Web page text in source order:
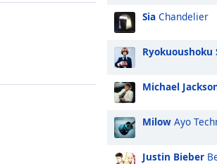
Sia Chandelier
Ryokuoushoku
Michael
Milow Ayo
Justin Bieber